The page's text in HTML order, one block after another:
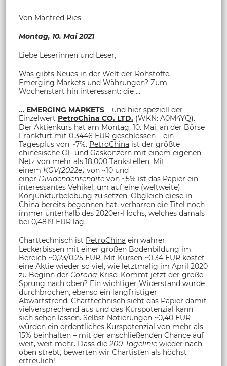
Von Manfred Ries
Montag, 10. Mai 2021
Liebe Leserinnen und Leser,
Was gibts Neues in der Welt der Rohstoffe,
Emerging Markets und Währungen? Zum
Wochenstart hin interessant: die …
… EMERGING MARKETS – und hier speziell der
Einzelwert PetroChina CO. LTD. (WKN: A0M4YQ).
Der Aktienkurs hat am Montag, 10. Mai, an der Börse
Frankfurt mit 0,3446 EUR geschlossen – ein
Tagesplus von ~7%. PetroChina ist der größte
chinesische Öl- und Gaskonzern mit einem eigenen
Netz von mehr als 18.000 Tankstellen. Mit
einem KGV(2022e) von ~10 und
einer Dividendenrendite von ~5% ist das Papier ein
interessantes Vehikel, um auf eine (weltweite)
Konjunkturbelebung zu setzen. Obgleich diese in
China bereits begonnen hat, verharren die Titel noch
immer unterhalb des 2020er-Hochs, welches damals
bei 0,4819 EUR lag.
Charttechnisch ist PetroChina ein wahrer
Leckerbissen mit einer großen Bodenbildung im
Bereich ~0,23/0,25 EUR. Mit Kursen ~0,34 EUR kostet
eine Aktie wieder so viel, wie letztmalig im April 2020
zu Beginn der Corona-Krise. Kommt jetzt der große
Sprung nach oben? Ein wichtiger Widerstand wurde
durchbrochen, ebenso ein langfristiger
Abwärtstrend. Charttechnisch sieht das Papier damit
vielversprechend aus und das Kurspotenzial kann
sich sehen lassen. Selbst Notierungen ~0,40 EUR
würden ein ordentliches Kurspotenzial von mehr als
15% beinhalten – mit der anschließenden Chance auf
weit, weit mehr. Dass die 200-Tagelinie wieder nach
oben strebt, bewerten wir Chartisten als höchst
erfreulich!